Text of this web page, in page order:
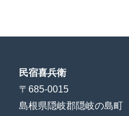
民宿喜兵衛
〒685-0015
島根県隠岐郡隠岐の島町